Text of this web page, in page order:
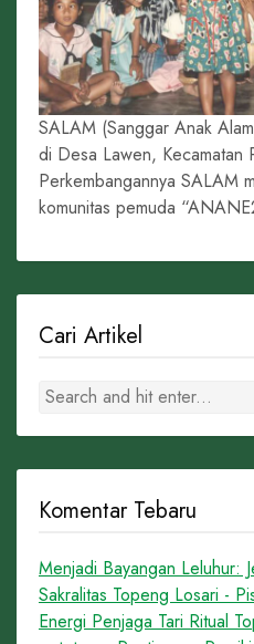
SALAM (Sanggar Anak
di Desa Lawen, Kecamatan
Perkembangannya SALAM
komunitas pemuda
Cari Artikel
Komentar Tebaru
Menjadi Bayangan Leluhur:
Sakralitas Topeng Losari -
Energi Penjaga Tari Ritual